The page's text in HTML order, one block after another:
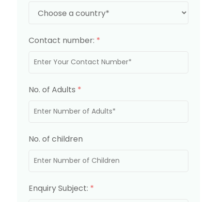
Contact number: *
No. of Adults *
No. of children
Enquiry Subject: *